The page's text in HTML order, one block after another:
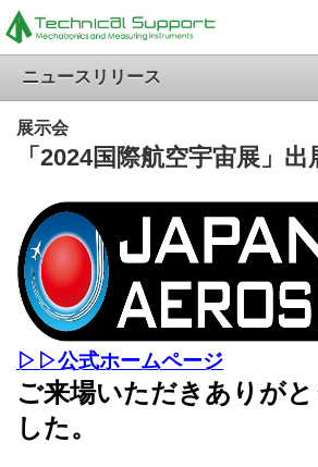
ニュースリリース
展示会
「2024国際航空宇宙展」出
▷▷公式ホームページ
ご来場いただきありが
した。